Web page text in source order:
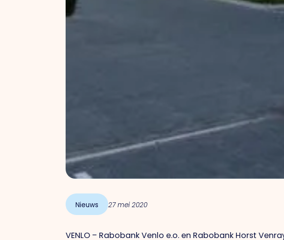
Nieuws 27 mei 2020
VENLO – Rabobank Venlo e.o. en Rabobank Horst